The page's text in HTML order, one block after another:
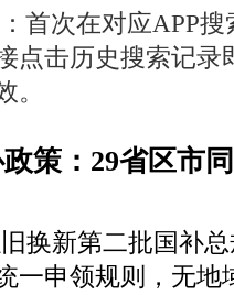
：首次在对应APP
点击历史搜索记录
。
策：29省区市
换新第二批国补
一申领规则，无地